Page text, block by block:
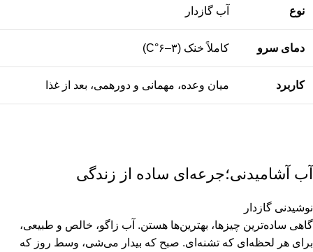
نوع آب گازدار
دمای سرو کاملاً خنک (۳–۶°C)
کاربرد میان وعده، مهمانی و دورهمی، بعد از غذا
آب آشامیدنی؛جرعه‌ای ساده از زندگی
نوشیدنی گازدار
گاهی ساده‌ترین چیزها، بهترین‌ها هستن. آب زاگو، خالص و طبیعی،
برای هر لحظه‌ای که تشنه‌ای. صبح که بیدار می‌شی، وسط روز که